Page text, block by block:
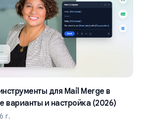
для Mail Merge в
варианты и настройка (2026)
г.